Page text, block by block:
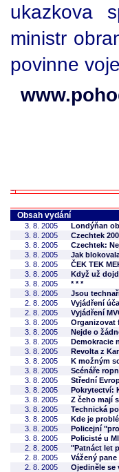
ukazkova
ministr
povinne
Obsah vydání
3. 8. 2005
Londýňan
3. 8. 2005
Czechtek
3. 8. 2005
Czechtek:
3. 8. 2005
Jak
3. 8. 2005
ČEK TEK
3. 8. 2005
Když už
3. 8. 2005
* * *
3. 8. 2005
Jsou
2. 8. 2005
Vyjádření
2. 8. 2005
Vyjádření
3. 8. 2005
Organizovat
3. 8. 2005
Nejde o
3. 8. 2005
Demokracie
3. 8. 2005
Revolta z
3. 8. 2005
K možným
3. 8. 2005
Scénáře
3. 8. 2005
Střední
3. 8. 2005
Pokrytectví:
3. 8. 2005
Z čeho mají
3. 8. 2005
Technická
3. 8. 2005
Kde je
3. 8. 2005
Policejní
3. 8. 2005
Policisté u
2. 8. 2005
"Patnáct let
2. 8. 2005
Vážený
2. 8. 2005
Ojediněle